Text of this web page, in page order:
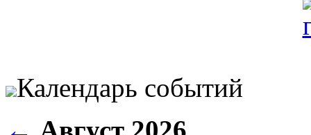
Календарь событий